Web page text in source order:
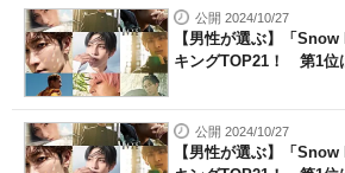
公開 2024/10/27
【男性が選ぶ】「
キングTOP21！ 第1位
公開 2024/10/27
【男性が選ぶ】「